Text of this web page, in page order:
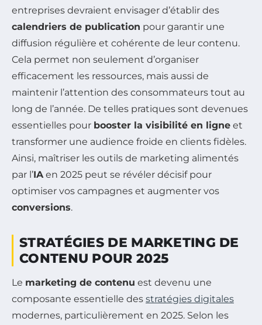
entreprises devraient envisager d’établir des
calendriers de publication pour garantir une
diffusion régulière et cohérente de leur contenu.
Cela permet non seulement d’organiser
efficacement les ressources, mais aussi de
maintenir l’attention des consommateurs tout au
long de l’année. De telles pratiques sont devenues
essentielles pour booster la visibilité en ligne et
transformer une audience froide en clients fidèles.
Ainsi, maîtriser les outils de marketing alimentés
par l’IAen 2025 peut se révéler décisif pour
optimiser vos campagnes et augmenter vos
conversions.
STRATÉGIES DE MARKETING DE
CONTENU POUR 2025
Le marketing de contenu est devenu une
composante essentielle des stratégies digitales
modernes, particulièrement en 2025. Selon les